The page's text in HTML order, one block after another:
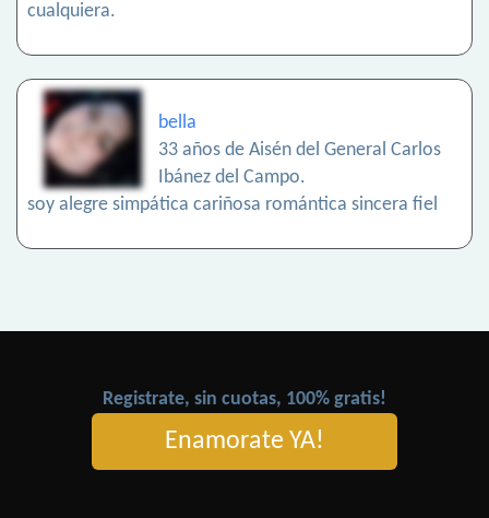
cualquiera.
bella
33 años de Aisén del General Carlos
Ibánez del Campo.
soy alegre simpática cariñosa romántica sincera fiel
Registrate, sin cuotas, 100% gratis!
Enamorate YA!